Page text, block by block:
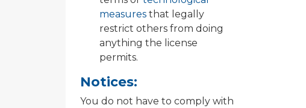
measures that legally
restrict others from doing
anything the license
permits.
Notices:
You do not have to comply with